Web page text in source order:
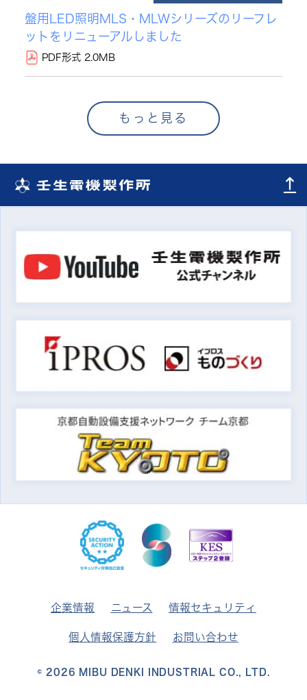
盤用LED照明MLS・MLWシリーズのリーフレ
ットをリニューアルしました
PDF形式 2.0MB
もっと見る
企業情報 ニュース 情報セキュリティ
個人情報保護方針 お問い合わせ
© 2026 MIBU DENKI INDUSTRIAL CO., LTD.